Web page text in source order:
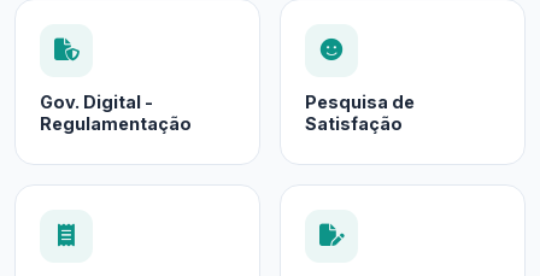
Gov. Digital -
Regulamentação
Pesquisa de
Satisfação